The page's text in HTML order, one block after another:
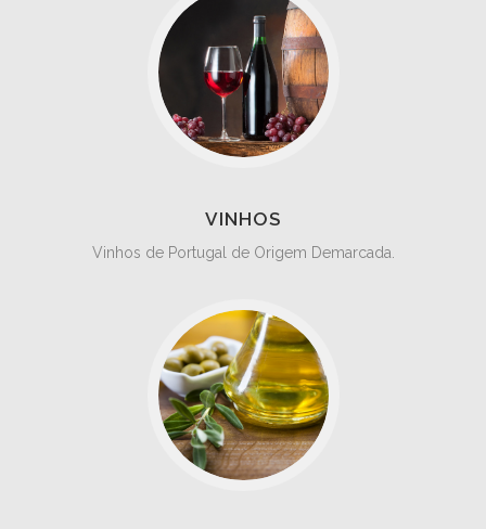
VINHOS
Vinhos de Portugal de Origem Demarcada.